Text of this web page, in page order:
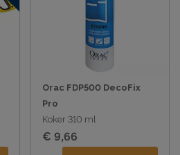
Orac FDP500 DecoFix
Pro
Koker 310 ml
€ 9,66